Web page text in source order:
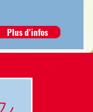
Plus d'infos